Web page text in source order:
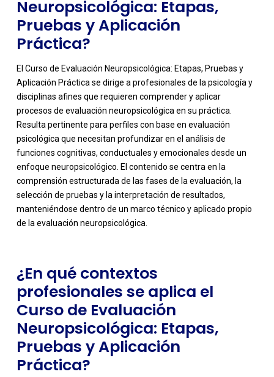
Neuropsicológica: Etapas,
Pruebas y Aplicación
Práctica?
El Curso de Evaluación Neuropsicológica: Etapas, Pruebas y
Aplicación Práctica se dirige a profesionales de la psicología y
disciplinas afines que requieren comprender y aplicar
procesos de evaluación neuropsicológica en su práctica.
Resulta pertinente para perfiles con base en evaluación
psicológica que necesitan profundizar en el análisis de
funciones cognitivas, conductuales y emocionales desde un
enfoque neuropsicológico. El contenido se centra en la
comprensión estructurada de las fases de la evaluación, la
selección de pruebas y la interpretación de resultados,
manteniéndose dentro de un marco técnico y aplicado propio
de la evaluación neuropsicológica.
-
¿En qué contextos
profesionales se aplica el
Curso de Evaluación
Neuropsicológica: Etapas,
Pruebas y Aplicación
Práctica?